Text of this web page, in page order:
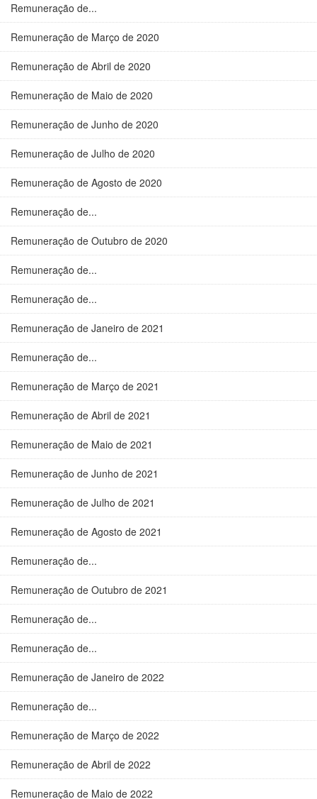
Remuneração de...
Remuneração de Março de 2020
Remuneração de Abril de 2020
Remuneração de Maio de 2020
Remuneração de Junho de 2020
Remuneração de Julho de 2020
Remuneração de Agosto de 2020
Remuneração de...
Remuneração de Outubro de 2020
Remuneração de...
Remuneração de...
Remuneração de Janeiro de 2021
Remuneração de...
Remuneração de Março de 2021
Remuneração de Abril de 2021
Remuneração de Maio de 2021
Remuneração de Junho de 2021
Remuneração de Julho de 2021
Remuneração de Agosto de 2021
Remuneração de...
Remuneração de Outubro de 2021
Remuneração de...
Remuneração de...
Remuneração de Janeiro de 2022
Remuneração de...
Remuneração de Março de 2022
Remuneração de Abril de 2022
Remuneração de Maio de 2022